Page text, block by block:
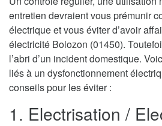
entretien devraient vous prémunir
électrique et vous éviter d’avoir
électricité Bolozon (01450).
l’abri d’un incident domestique.
liés à un dysfonctionnement
conseils pour les éviter :
1. Electrisation /